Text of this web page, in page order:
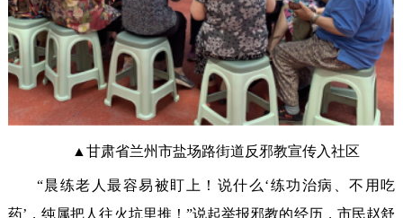
▲甘肃省兰州市盐场路街道反邪教宣传入社区
“晨练老人最容易被盯上！说什么‘练功治病、不用吃
药’，纯属把人往火坑里推！”说起举报邪教的经历，市民赵舒